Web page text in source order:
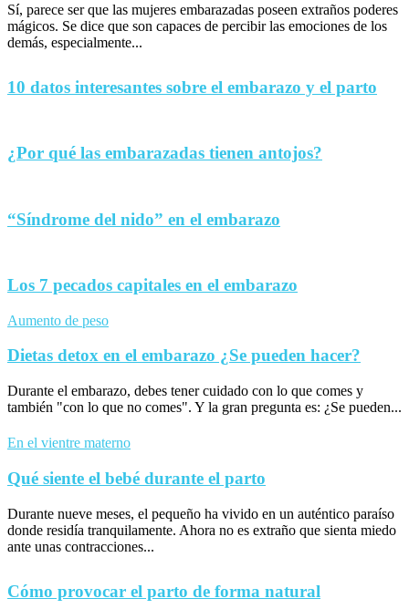
Sí, parece ser que las mujeres embarazadas poseen extraños poderes
mágicos. Se dice que son capaces de percibir las emociones de los
demás, especialmente...
10 datos interesantes sobre el embarazo y el parto
¿Por qué las embarazadas tienen antojos?
“Síndrome del nido” en el embarazo
Los 7 pecados capitales en el embarazo
Aumento de peso
Dietas detox en el embarazo ¿Se pueden hacer?
Durante el embarazo, debes tener cuidado con lo que comes y
también "con lo que no comes". Y la gran pregunta es: ¿Se pueden...
En el vientre materno
Qué siente el bebé durante el parto
Durante nueve meses, el pequeño ha vivido en un auténtico paraíso
donde residía tranquilamente. Ahora no es extraño que sienta miedo
ante unas contracciones...
Cómo provocar el parto de forma natural